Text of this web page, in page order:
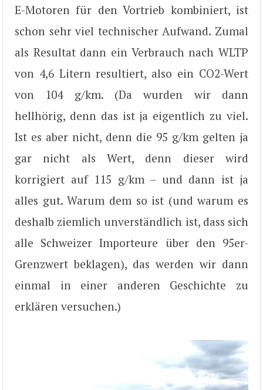
E-Motoren für den Vortrieb kombiniert, ist
schon sehr viel technischer Aufwand. Zumal
als Resultat dann ein Verbrauch nach WLTP
von 4,6 Litern resultiert, also ein CO2-Wert
von 104 g/km. (Da wurden wir dann
hellhörig, denn das ist ja eigentlich zu viel.
Ist es aber nicht, denn die 95 g/km gelten ja
gar nicht als Wert, denn dieser wird
korrigiert auf 115 g/km – und dann ist ja
alles gut. Warum dem so ist (und warum es
deshalb ziemlich unverständlich ist, dass sich
alle Schweizer Importeure über den 95er-
Grenzwert beklagen), das werden wir dann
einmal in einer anderen Geschichte zu
erklären versuchen.)